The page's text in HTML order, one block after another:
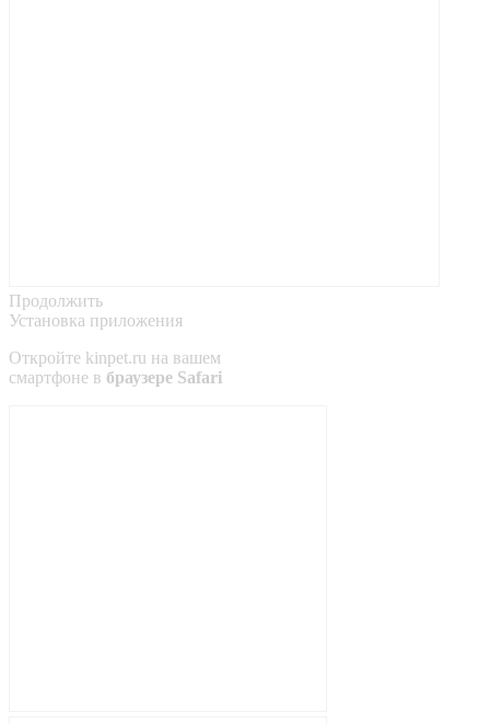
Продолжить
Установка приложения
Откройте kinpet.ru на вашем
смартфоне в браузере Safari